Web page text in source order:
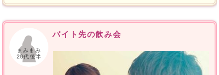
まみまみ
20代後半
バイト先の飲み会